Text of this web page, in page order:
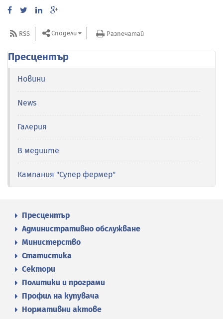
RSS Сподели Разпечатай
Пресцентър
Новини
News
Галерия
В медиите
Кампания "Супер фермер"
Пресцентър
Административно обслужване
Министерство
Статистика
Сектори
Политики и програми
Профил на купувача
Нормативни актове